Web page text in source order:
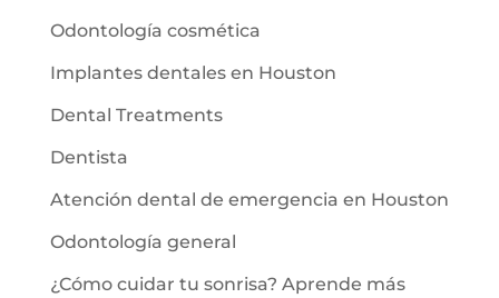
Odontología cosmética
Implantes dentales en Houston
Dental Treatments
Dentista
Atención dental de emergencia en Houston
Odontología general
¿Cómo cuidar tu sonrisa? Aprende más